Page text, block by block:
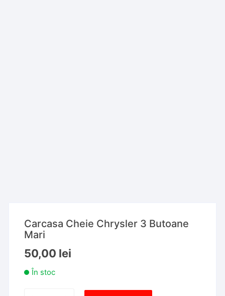
Carcasa Cheie Chrysler 3 Butoane
Mari
50,00 lei
În stoc